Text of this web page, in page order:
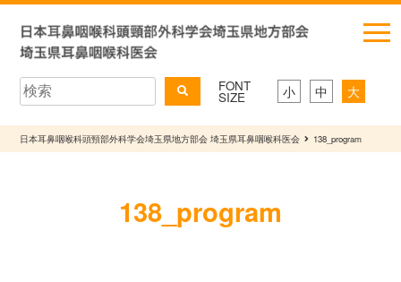
FONT
SIZE 小 中 大
日本耳鼻咽喉科頭頸部外科学会埼玉県地方部会 埼玉県耳鼻咽喉科医会 138_program
138_program